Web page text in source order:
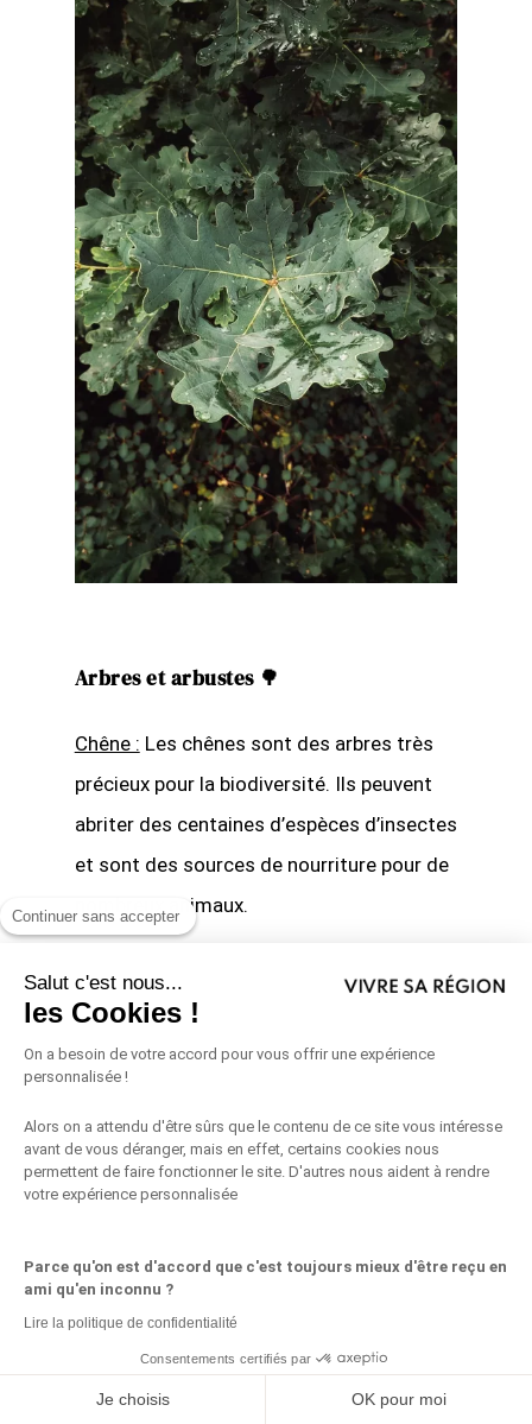
Continuer sans accepter
Salut c'est nous...
les Cookies !
On a besoin de votre accord pour vous offrir une expérience
personnalisée !
Alors on a attendu d'être sûrs que le contenu de ce site vous intéresse
avant de vous déranger, mais en effet, certains cookies nous
permettent de faire fonctionner le site. D'autres nous aident à rendre
votre expérience personnalisée
Parce qu'on est d'accord que c'est toujours mieux d'être reçu en
ami qu'en inconnu ?
Lire la politique de confidentialité
Consentements certifiés par
Je choisis OK pour moi
Arbres et arbustes 🌳
Chêne : Les chênes sont des arbres très
précieux pour la biodiversité. Ils peuvent
abriter des centaines d’espèces d’insectes
et sont des sources de nourriture pour de
nombreux animaux.
baies colorées, sont très attractifs pour
les oiseaux.
Plantes à fleurs 🌸
Marguerite :Cette fleur indigène est non
nombreux pollinisateurs.
Lavande :Elle résiste bien à la sécheresse
et attire les abeilles et les papillons.